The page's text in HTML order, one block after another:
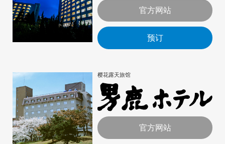
官方网站
预订
樱花露天旅馆
官方网站